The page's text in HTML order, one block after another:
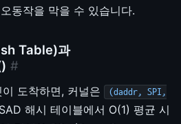
동작을 막을 수 있습니다.
Table)과
#
도착하면, 커널은
(daddr, SPI,
해시 테이블에서 O(1) 평균 시